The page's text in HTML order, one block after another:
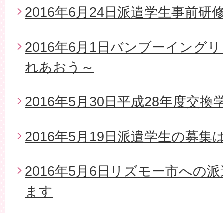
2016年6月24日派遣学生事前研
2016年6月1日バンブーイング
れあおう～
2016年5月30日平成28年度交換
2016年5月19日派遣学生の募集
2016年5月6日リズモー市への
ます